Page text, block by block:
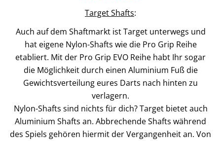
Target Shafts:
Auch auf dem Shaftmarkt ist Target unterwegs und
hat eigene Nylon-Shafts wie die Pro Grip Reihe
etabliert. Mit der Pro Grip EVO Reihe habt Ihr sogar
die Möglichkeit durch einen Aluminium Fuß die
Gewichtsverteilung eures Darts nach hinten zu
verlagern.
Nylon-Shafts sind nichts für dich? Target bietet auch
Aluminium Shafts an. Abbrechende Shafts während
des Spiels gehören hiermit der Vergangenheit an. Von